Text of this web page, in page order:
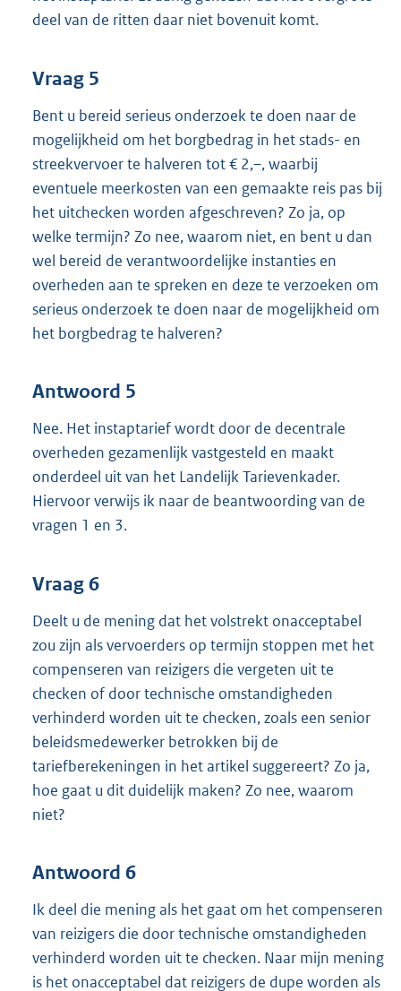
deel van de ritten daar niet bovenuit komt.
Vraag 5
Bent u bereid serieus onderzoek te doen naar de
mogelijkheid om het borgbedrag in het stads- en
streekvervoer te halveren tot € 2,–, waarbij
eventuele meerkosten van een gemaakte reis pas bij
het uitchecken worden afgeschreven? Zo ja, op
welke termijn? Zo nee, waarom niet, en bent u dan
wel bereid de verantwoordelijke instanties en
overheden aan te spreken en deze te verzoeken om
serieus onderzoek te doen naar de mogelijkheid om
het borgbedrag te halveren?
Antwoord 5
Nee. Het instaptarief wordt door de decentrale
overheden gezamenlijk vastgesteld en maakt
onderdeel uit van het Landelijk Tarievenkader.
Hiervoor verwijs ik naar de beantwoording van de
vragen 1 en 3.
Vraag 6
Deelt u de mening dat het volstrekt onacceptabel
zou zijn als vervoerders op termijn stoppen met het
compenseren van reizigers die vergeten uit te
checken of door technische omstandigheden
verhinderd worden uit te checken, zoals een senior
beleidsmedewerker betrokken bij de
tariefberekeningen in het artikel suggereert? Zo ja,
hoe gaat u dit duidelijk maken? Zo nee, waarom
niet?
Antwoord 6
Ik deel die mening als het gaat om het compenseren
van reizigers die door technische omstandigheden
verhinderd worden uit te checken. Naar mijn mening
is het onacceptabel dat reizigers de dupe worden als